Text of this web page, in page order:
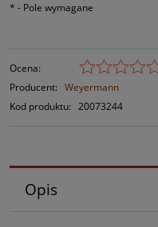
* - Pole wymagane
Ocena:
Producent: Weyermann
Kod produktu: 20073244
Opis